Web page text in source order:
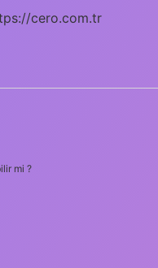
cero.com.tr
mi ?